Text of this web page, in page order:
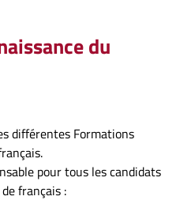
du
différentes Formations
pour tous les candidats
français :